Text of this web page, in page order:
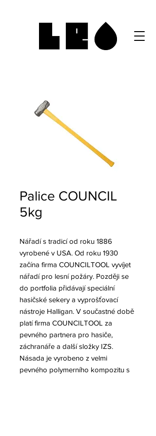
Palice COUNCIL
5kg
Nářadí s tradicí od roku 1886
vyrobené v USA. Od roku 1930
začína firma COUNCILTOOL vyvíjet
nářadí pro lesní požáry. Později se
do portfolia přidávají speciální
hasičské sekery a vyprošťovací
nástroje Halligan. V součastné době
platí firma COUNCILTOOL za
pevného partnera pro hasiče,
záchranáře a další složky IZS.
Násada je vyrobeno z velmi
pevného polymerního kompozitu s